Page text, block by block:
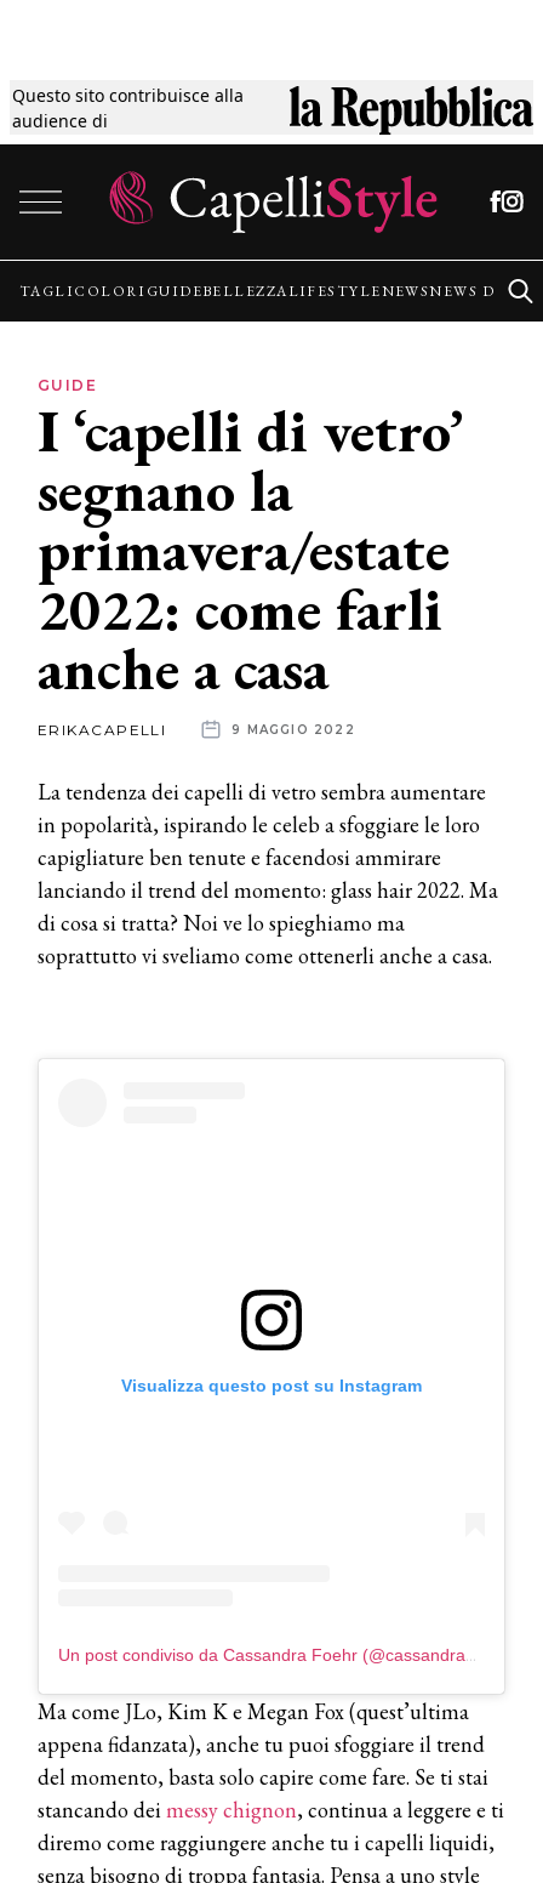
Questo sito contribuisce alla
audience di
Tagli
Colori
Guide
Lifestyle
News
News
aziende
TAGLICOLORI GUIDEBELLEZZALIFESTYLENEWSNEWS
GUIDE
I ‘capelli di vetro’
segnano la
primavera/estate
2022: come farli
anche a casa
ERIKACAPELLI 9 MAGGIO 2022
La tendenza dei capelli di vetro sembra aumentare
in popolarità, ispirando le celeb a sfoggiare le loro
capigliature ben tenute e facendosi ammirare
lanciando il trend del momento: glass hair 2022. Ma
di cosa si tratta? Noi ve lo spieghiamo ma
soprattutto vi sveliamo come ottenerli anche a casa.
Visualizza questo post su Instagram
Un post condiviso da Cassandra Foehr (@cassandra_foehr)
Ma come JLo, Kim K e Megan Fox (quest’ultima
appena fidanzata), anche tu puoi sfoggiare il trend
del momento, basta solo capire come fare. Se ti stai
stancando deimessy chignon, continua a leggere e ti
diremo come raggiungere anche tu i capelli liquidi,
senza bisogno di troppa fantasia. Pensa a uno style